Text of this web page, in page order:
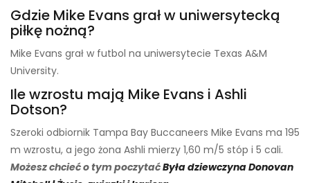
Gdzie Mike Evans grał w uniwersytecką
piłkę nożną?
Mike Evans grał w futbol na uniwersytecie Texas A&M
University.
Ile wzrostu mają Mike Evans i Ashli ​​
Dotson?
Szeroki odbiornik Tampa Bay Buccaneers Mike Evans ma 195
m wzrostu, a jego żona Ashli ​​mierzy 1,60 m/5 stóp i 5 cali.
Możesz chcieć o tym poczytaćByła dziewczyna Donovan